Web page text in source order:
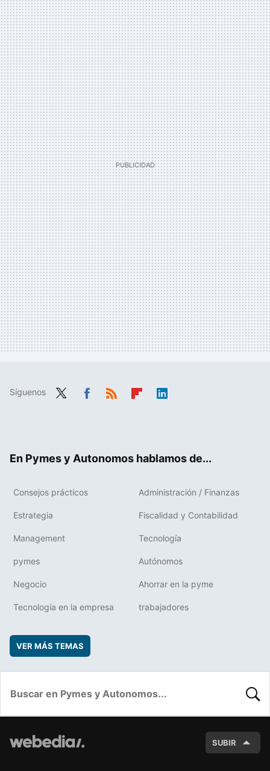
Síguenos
En Pymes y Autonomos hablamos de...
Consejos prácticos Administración / Finanzas
Estrategia Fiscalidad y Contabilidad
Management Tecnología
pymes Autónomos
Negocio Ahorrar en la pyme
Tecnología en la empresa trabajadores
VER MÁS TEMAS
SUBIR